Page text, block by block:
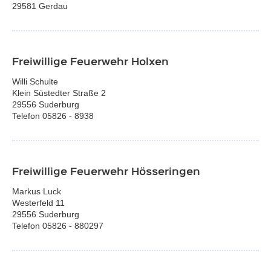
29581 Gerdau
Freiwillige Feuerwehr Holxen
Willi Schulte
Klein Süstedter Straße 2
29556 Suderburg
Telefon 05826 - 8938
Freiwillige Feuerwehr Hösseringen
Markus Luck
Westerfeld 11
29556 Suderburg
Telefon 05826 - 880297